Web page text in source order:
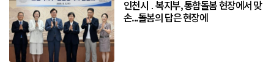
인천시 ․ 복지부, 통합돌봄 현장에서 맞
손...돌봄의 답은 현장에